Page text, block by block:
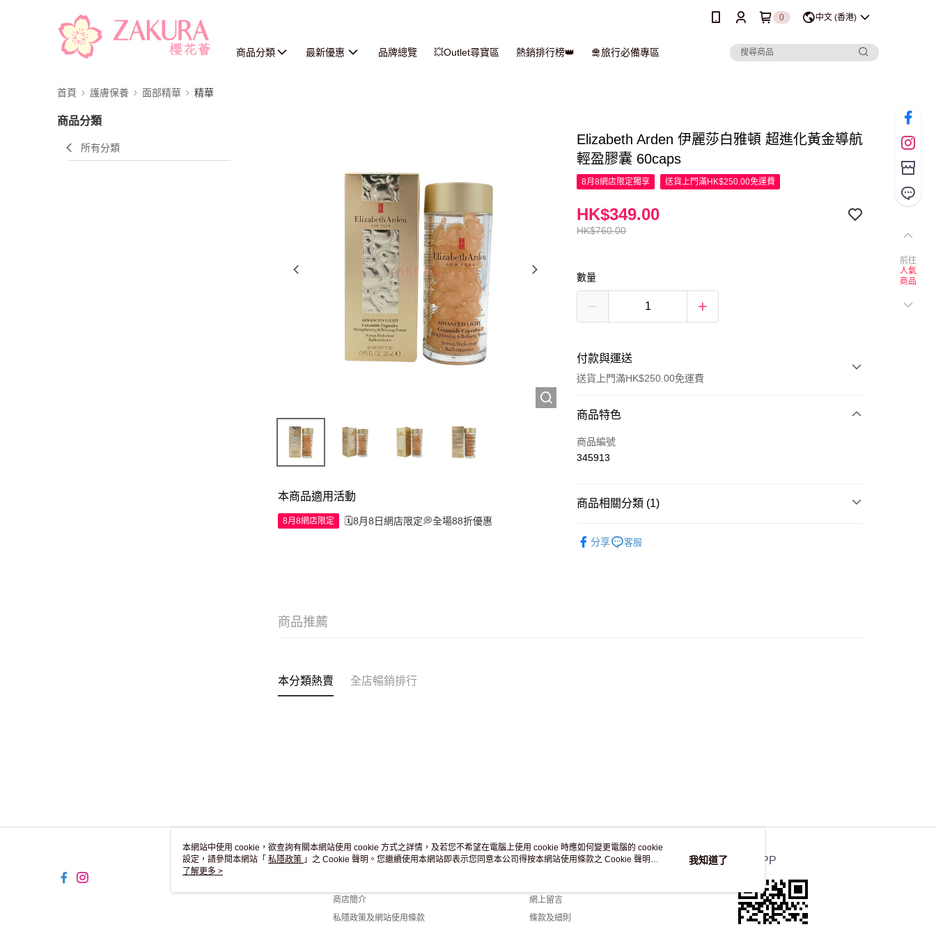
0 中文 (香港)
商品分類 最新優惠 品牌總覽 💥Outlet尋寶區 熱銷排行榜👑 🛅旅行必備專區
首頁 護膚保養 面部精華 精華
商品分類
所有分類
本商品適用活動
8月8網店限定 🗓️8月8日網店限定💭全場88折優惠
Elizabeth Arden 伊麗莎白雅頓 超進化黃金導航
輕盈膠囊 60caps
8月8網店限定獨享 送貨上門滿HK$250.00免運費
HK$760.00
HK$349.00
數量
付款與運送
送貨上門滿HK$250.00免運費
付款方式
信用卡
商品特色
商品編號
345913
商品相關分類 (1)
分享
客服
商品推薦
本分類熱賣 全店暢銷排行
關於我們
商店簡介
私隱政策及網站使用條款
客戶服務
網上留言
條款及細則
官方APP
前往
人氣
商品
本網站中使用 cookie，欲查詢有關本網站使用 cookie 方式之詳情，及若您不希望在電腦上使用 cookie 時應如何變更電腦的 cookie
設定，請參閱本網站「 私隱政策 」之 Cookie 聲明。您繼續使用本網站即表示您同意本公司得按本網站使用條款之 Cookie 聲明使
用 cookie。
了解更多 >
我知道了